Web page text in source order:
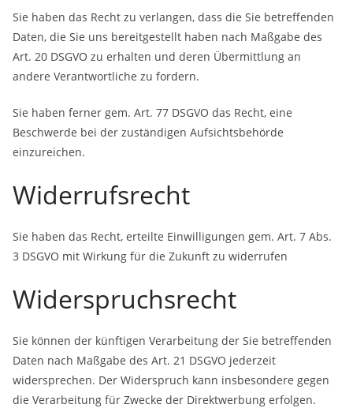
Sie haben das Recht zu verlangen, dass die Sie betreffenden
Daten, die Sie uns bereitgestellt haben nach Maßgabe des
Art. 20 DSGVO zu erhalten und deren Übermittlung an
andere Verantwortliche zu fordern.
Sie haben ferner gem. Art. 77 DSGVO das Recht, eine
Beschwerde bei der zuständigen Aufsichtsbehörde
einzureichen.
Widerrufsrecht
Sie haben das Recht, erteilte Einwilligungen gem. Art. 7 Abs.
3 DSGVO mit Wirkung für die Zukunft zu widerrufen
Widerspruchsrecht
Sie können der künftigen Verarbeitung der Sie betreffenden
Daten nach Maßgabe des Art. 21 DSGVO jederzeit
widersprechen. Der Widerspruch kann insbesondere gegen
die Verarbeitung für Zwecke der Direktwerbung erfolgen.